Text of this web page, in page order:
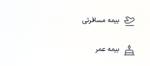
بیمه مسافرتی
بیمه عمر